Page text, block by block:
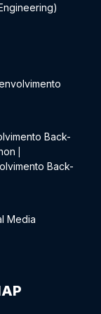
Back-
Back-
Media